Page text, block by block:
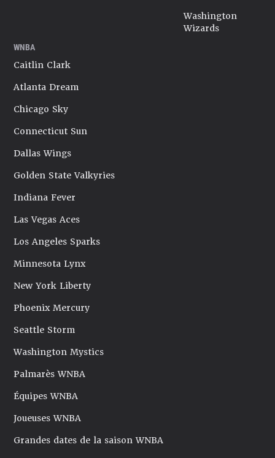
Washington
Wizards
WNBA
Caitlin Clark
Atlanta Dream
Chicago Sky
Connecticut Sun
Dallas Wings
Golden State Valkyries
Indiana Fever
Las Vegas Aces
Los Angeles Sparks
Minnesota Lynx
New York Liberty
Phoenix Mercury
Seattle Storm
Washington Mystics
Palmarès WNBA
Équipes WNBA
Joueuses WNBA
Grandes dates de la saison WNBA